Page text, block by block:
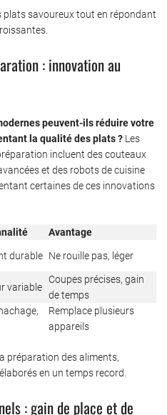
plats savoureux tout en répondant
: innovation au
peuvent-ils réduire votre
la qualité des plats ? Les
incluent des couteaux
et des robots de cuisine
certaines de ces innovations
Avantage
durable Ne rouille pas, léger
variable
Coupes précises, gain
de temps
Remplace plusieurs
appareils
préparation des aliments,
en un temps record.
: gain de place et de